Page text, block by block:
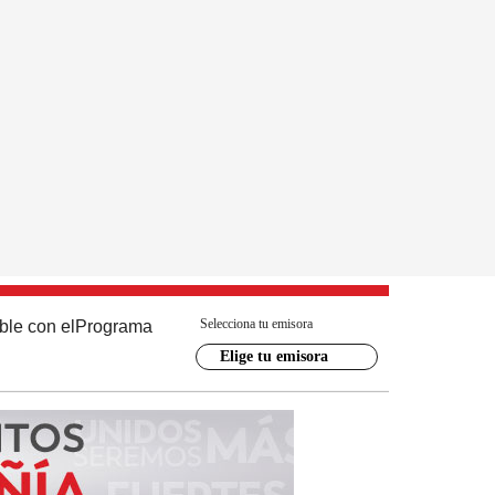
con el Programa Selecciona tu emisora
Elige tu emisora